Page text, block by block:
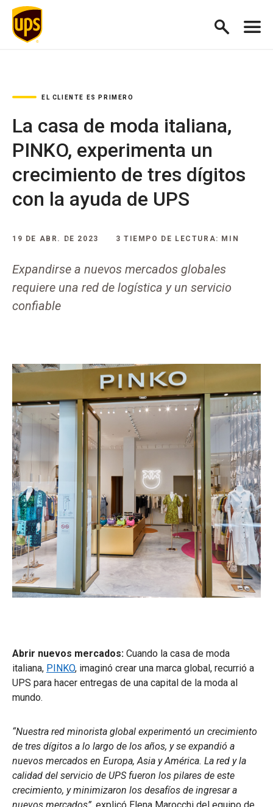
EL CLIENTE ES PRIMERO
La casa de moda italiana,
PINKO, experimenta un
crecimiento de tres dígitos
con la ayuda de UPS
19 DE ABR. DE 2023 3 TIEMPO DE LECTURA: MIN
Expandirse a nuevos mercados globales
requiere una red de logística y un servicio
confiable
Abrir nuevos mercados: Cuando la casa de moda
italiana, PINKO, imaginó crear una marca global, recurrió a
UPS para hacer entregas de una capital de la moda al
mundo.
“Nuestra red minorista global experimentó un crecimiento
de tres dígitos a lo largo de los años, y se expandió a
nuevos mercados en Europa, Asia y América. La red y la
calidad del servicio de UPS fueron los pilares de este
crecimiento, y minimizaron los desafíos de ingresar a